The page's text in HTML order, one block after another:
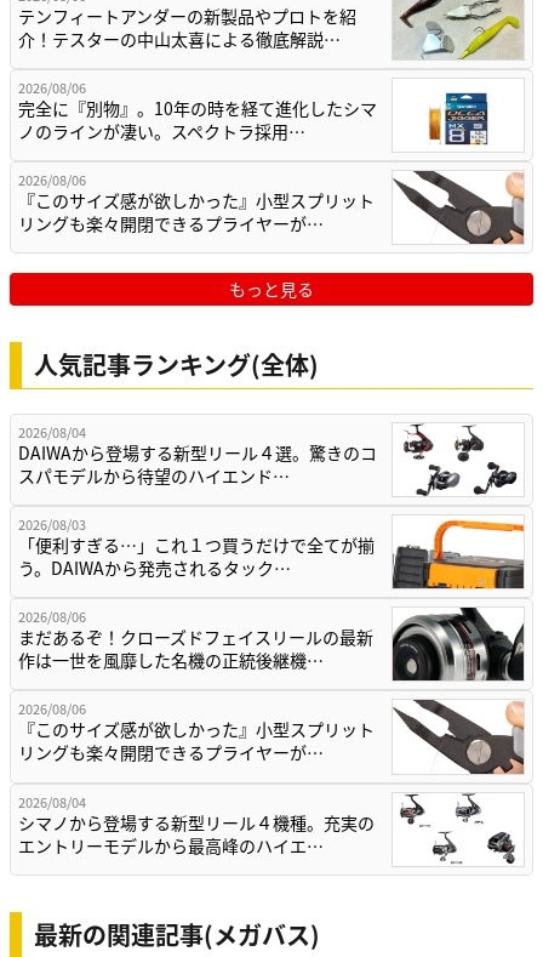
テンフィートアンダーの新製品やプロトを紹
介！テスターの中山太喜による徹底解説…
2026/08/06
完全に『別物』。10年の時を経て進化したシマ
ノのラインが凄い。スペクトラ採用…
2026/08/06
『このサイズ感が欲しかった』小型スプリット
リングも楽々開閉できるプライヤーが…
もっと見る
人気記事ランキング(全体)
2026/08/04
DAIWAから登場する新型リール４選。驚きのコ
スパモデルから待望のハイエンド…
2026/08/03
「便利すぎる…」これ１つ買うだけで全てが揃
う。DAIWAから発売されるタック…
2026/08/06
まだあるぞ！クローズドフェイスリールの最新
作は一世を風靡した名機の正統後継機…
2026/08/06
『このサイズ感が欲しかった』小型スプリット
リングも楽々開閉できるプライヤーが…
2026/08/04
シマノから登場する新型リール４機種。充実の
エントリーモデルから最高峰のハイエ…
最新の関連記事(メガバス)